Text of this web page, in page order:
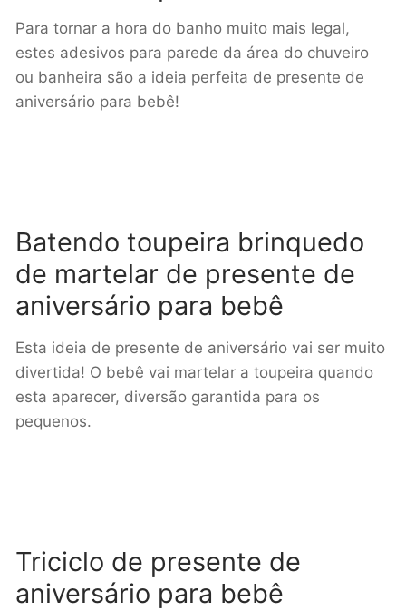
Para tornar a hora do banho muito mais legal,
estes adesivos para parede da área do chuveiro
ou banheira são a ideia perfeita de presente de
aniversário para bebê!
Batendo toupeira brinquedo
de martelar de presente de
aniversário para bebê
Esta ideia de presente de aniversário vai ser muito
divertida! O bebê vai martelar a toupeira quando
esta aparecer, diversão garantida para os
pequenos.
Triciclo de presente de
aniversário para bebê